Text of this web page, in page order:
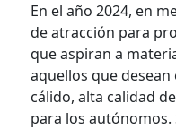
En el año 2024, en
de atracción para
que aspiran a
aquellos que
cálido, alta calidad
para los